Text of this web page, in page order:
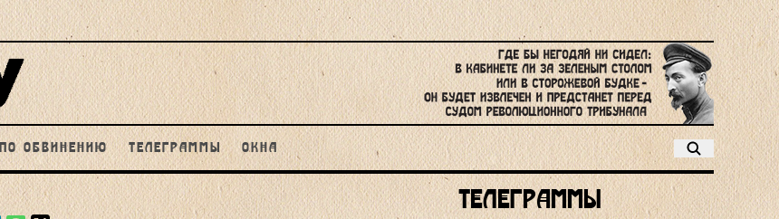
ПО ОБВИНЕНИЮ ТЕЛЕГРАММЫ ОКНА
Телеграммы